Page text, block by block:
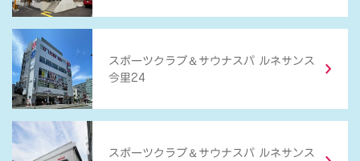
スポーツクラブ ＆ サウナスパ ルネサンス
今里24
スポーツクラブ ＆ サウナスパ ルネサンス